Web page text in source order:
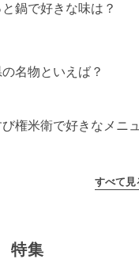
鍋で好きな味は？
名物といえば？
権米衛で好きなメニュ
すべて見
特集